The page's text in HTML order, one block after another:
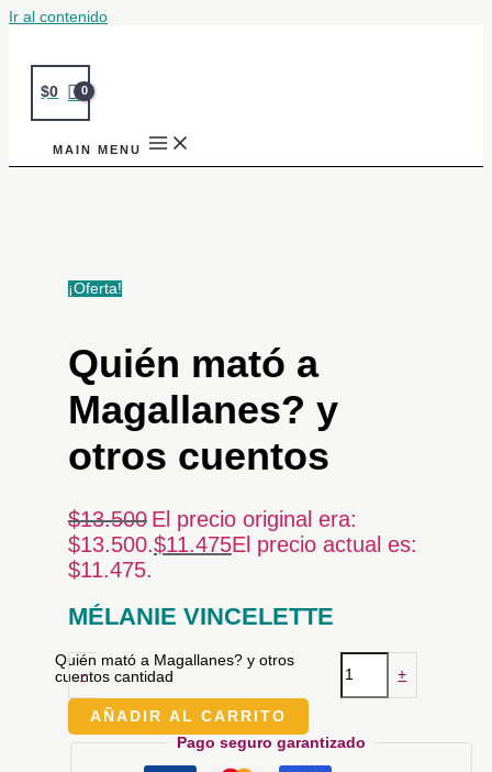
Ir al contenido
$0
MAIN MENU
¡Oferta!
Quién mató a
Magallanes? y
otros cuentos
$13.500 El precio original era:
$13.500.$11.475El precio actual es:
$11.475.
MÉLANIE VINCELETTE
-
Quién mató a Magallanes? y otros
cuentos cantidad
+
AÑADIR AL CARRITO
Pago seguro garantizado